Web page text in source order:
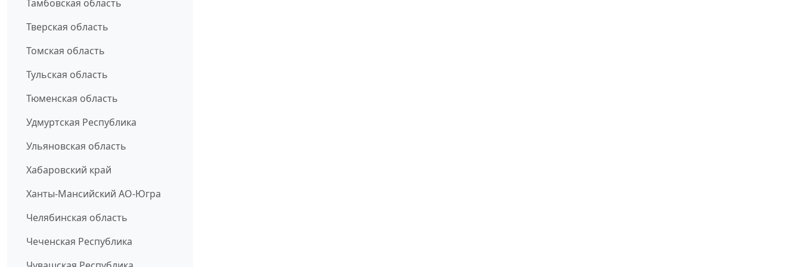
Тамбовская область
Тверская область
Томская область
Тульская область
Тюменская область
Удмуртская Республика
Ульяновская область
Хабаровский край
Ханты-Мансийский АО-Югра
Челябинская область
Чеченская Республика